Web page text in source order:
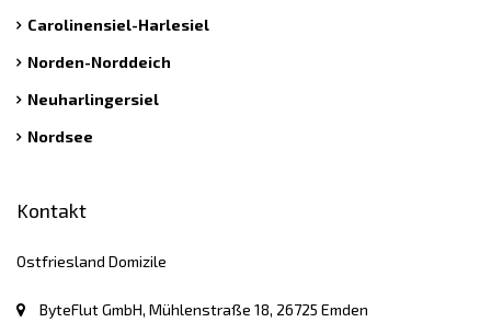
Carolinensiel-Harlesiel
Norden-Norddeich
Neuharlingersiel
Nordsee
Kontakt
Ostfriesland Domizile
ByteFlut GmbH, Mühlenstraße 18, 26725 Emden